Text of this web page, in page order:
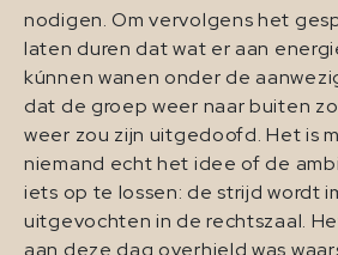
nodigen. Om vervolgens het
laten duren dat wat er aan
kúnnen wanen onder de
dat de groep weer naar buiten
weer zou zijn uitgedoofd. Het is
niemand echt het idee of de
iets op te lossen: de strijd wordt
uitgevochten in de rechtszaal.
aan deze dag overhield was